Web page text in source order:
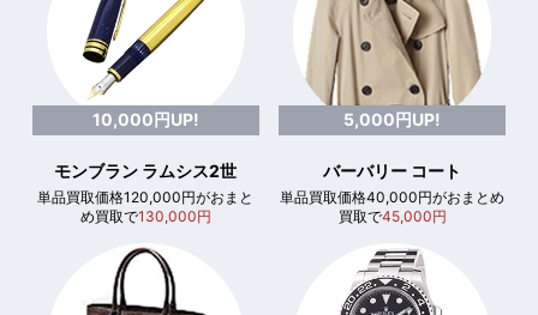
10,000円UP!
モンブラン ラムシス2世
単品買取価格120,000円がおまと
め買取で130,000円
5,000円UP!
バーバリー コート
単品買取価格40,000円がおまとめ
買取で45,000円